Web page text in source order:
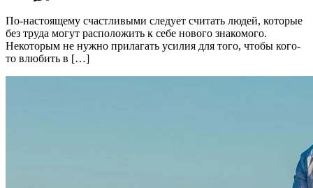
По-настоящему счастливыми следует считать людей, которые
без труда могут расположить к себе нового знакомого.
Некоторым не нужно прилагать усилия для того, чтобы кого-
то влюбить в […]